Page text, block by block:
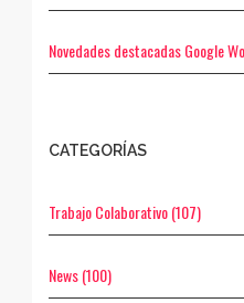
Novedades destacadas Google
CATEGORÍAS
Trabajo Colaborativo(107)
News(100)